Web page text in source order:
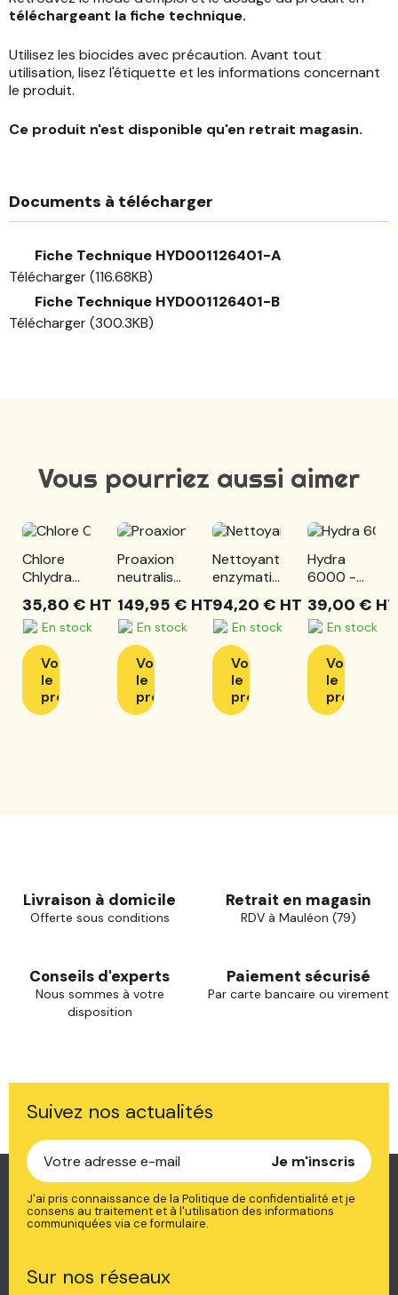
téléchargeant la fiche technique.
Utilisez les biocides avec précaution. Avant tout
utilisation, lisez l'étiquette et les informations concernant
le produit.
Ce produit n'est disponible qu'en retrait magasin.
Documents à télécharger
Fiche Technique HYD001126401-A
Télécharger (116.68KB)
Fiche Technique HYD001126401-B
Télécharger (300.3KB)
Vous pourriez aussi aimer
Chlore
Chlydra
EP - 24 kg
35,80 € HT
En stock
Voir
le
produit
Proaxion
neutralisant
- le bidon
de 5l
149,95 € HT
En stock
Voir
le
produit
Nettoyant
enzymatique
moussant
Hydrazym
- 20 L
94,20 € HT
En stock
Voir
le
produit
Hydra
6000 -
24 Kg
39,00 € HT
En stock
Voir
le
produit
Livraison à domicile
Offerte sous conditions
Retrait en magasin
RDV à Mauléon (79)
Conseils d'experts
Nous sommes à votre
disposition
Paiement sécurisé
Par carte bancaire ou virement
Suivez nos actualités
Je m'inscris
J'ai pris connaissance de la Politique de confidentialité et je
consens au traitement et à l'utilisation des informations
communiquées via ce formulaire.
Sur nos réseaux